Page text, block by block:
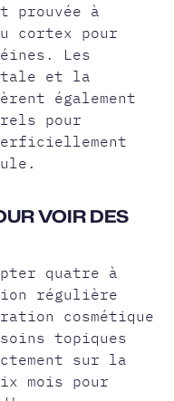
prouvée à
cortex pour
Les
et la
également
pour
VOIR DES
quatre à
régulière
cosmétique
topiques
sur la
mois pour